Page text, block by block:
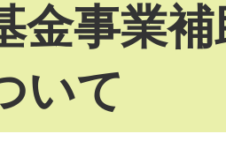
金事業
いて